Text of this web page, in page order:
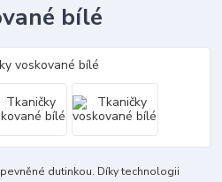
bílé
dutinkou. Díky technologii